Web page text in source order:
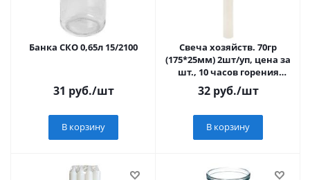
Банка СКО 0,65л 15/2100
31 руб./шт
В корзину
Свеча хозяйств. 70гр
(175*25мм) 2шт/уп, цена за
шт., 10 часов горения
(Волгоград)
32руб./шт
В корзину